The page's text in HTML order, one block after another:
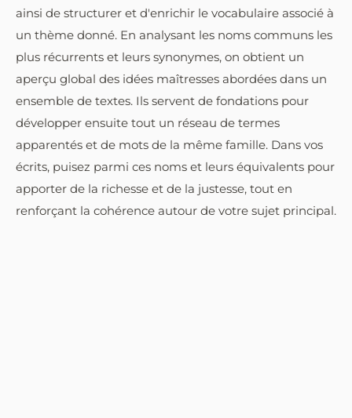
ainsi de structurer et d'enrichir le vocabulaire associé à
un thème donné. En analysant les noms communs les
plus récurrents et leurs synonymes, on obtient un
aperçu global des idées maîtresses abordées dans un
ensemble de textes. Ils servent de fondations pour
développer ensuite tout un réseau de termes
apparentés et de mots de la même famille. Dans vos
écrits, puisez parmi ces noms et leurs équivalents pour
apporter de la richesse et de la justesse, tout en
renforçant la cohérence autour de votre sujet principal.